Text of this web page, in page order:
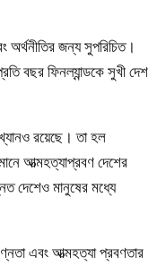
অর্থনীতির জন্য সুপরিচিত।
বছর ফিনল্যান্ডকে সুখী দেশ
রয়েছে। তা হল
আত্মহত্যাপ্রবণ দেশের
দেশেও মানুষের মধ্যে
এবং আত্মহত্যা প্রবণতার